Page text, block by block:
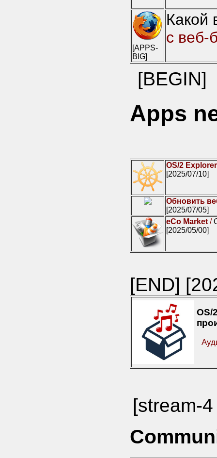
[APPS-
BIG]
Какой
с веб-
[BEGIN]
Apps
OS/2
[2025/07/10]
Обновить
[2025/07/05]
eCo Market /
[2025/05/00]
[END]
[stream-